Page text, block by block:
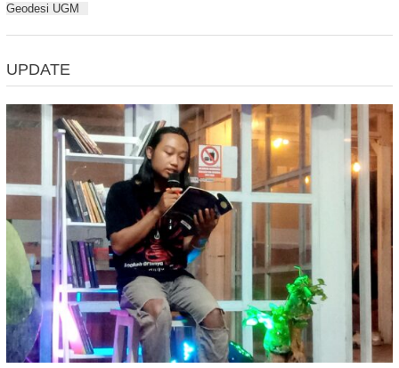
Geodesi UGM
UPDATE